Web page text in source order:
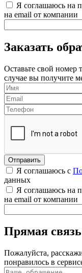
Я соглашаюсь на
на email от компании
Заказать
Оставьте свой номер
случае вы получите
Я соглашаюсь с
данных
Я соглашаюсь на
на email от компании
Прямая
Пожалуйста,
понравилось в